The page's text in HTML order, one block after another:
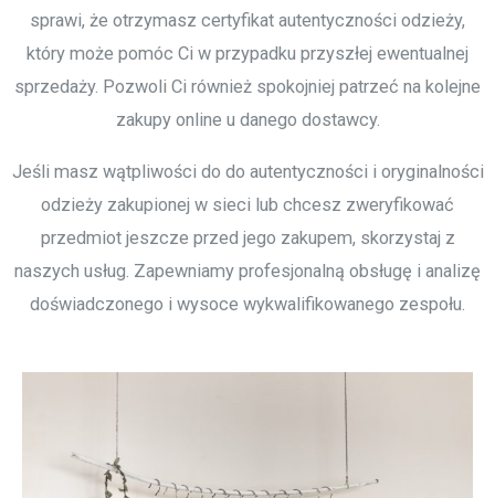
sprawi, że otrzymasz certyfikat autentyczności odzieży,
który może pomóc Ci w przypadku przyszłej ewentualnej
sprzedaży. Pozwoli Ci również spokojniej patrzeć na kolejne
zakupy online u danego dostawcy.
Jeśli masz wątpliwości do do autentyczności i oryginalności
odzieży zakupionej w sieci lub chcesz zweryfikować
przedmiot jeszcze przed jego zakupem, skorzystaj z
naszych usług. Zapewniamy profesjonalną obsługę i analizę
doświadczonego i wysoce wykwalifikowanego zespołu.